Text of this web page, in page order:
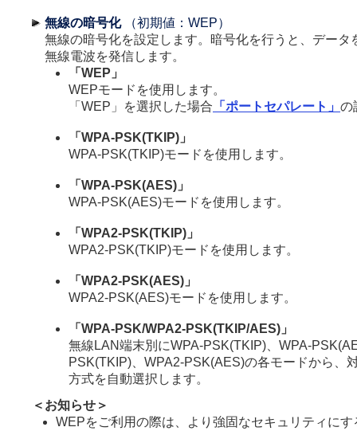
無線の暗号化（初期値：WEP）
無線の暗号化を設定します。暗号化を行うと、データ
無線電波を発信します。
「WEP」
WEPモードを使用します。
「WEP」を選択した場合 「ポートセパレート」 の
「WPA-PSK(TKIP)」
WPA-PSK(TKIP)モードを使用します。
「WPA-PSK(AES)」
WPA-PSK(AES)モードを使用します。
「WPA2-PSK(TKIP)」
WPA2-PSK(TKIP)モードを使用します。
「WPA2-PSK(AES)」
WPA2-PSK(AES)モードを使用します。
「WPA-PSK/WPA2-PSK(TKIP/AES)」
無線LAN端末別にWPA-PSK(TKIP)、WPA-
PSK(TKIP)、WPA2-PSK(AES)の各モードから、
方式を自動選択します。
＜お知らせ＞
WEPをご利用の際は、より強固なセキュリティに